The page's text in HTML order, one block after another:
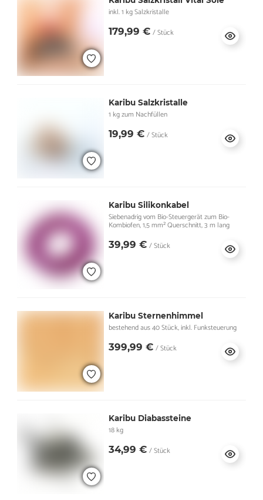
inkl. 1 kg Salzkristalle
179,99 € / Stück
Karibu Salzkristalle
1 kg zum Nachfüllen
19,99 € / Stück
Karibu Silikonkabel
Siebenadrig vom Bio-Steuergerät zum Bio-
Kombiofen, 1,5 mm² Querschnitt, 3 m lang
39,99 € / Stück
Karibu Sternenhimmel
bestehend aus 40 Stück, inkl. Funksteuerung
399,99 € / Stück
Karibu Diabassteine
18 kg
34,99 € / Stück